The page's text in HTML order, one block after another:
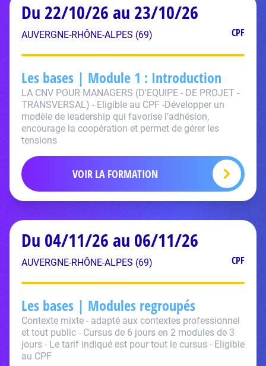
Du 22/10/26 au 23/10/26
AUVERGNE-RHÔNE-ALPES (69) CPF
Les bases | Module 1 : Introduction
LA CNV POUR MANAGERS (D'EQUIPE - DE PROJET -
TRANSVERSAL) - Eligible au CPF -Développer un
modèle de leadership qui favorise l’adhésion,
encourage la coopération et permet de gérer les
tensions
VOIR LA FORMATION
Du 04/11/26 au 06/11/26
AUVERGNE-RHÔNE-ALPES (69) CPF
Les bases | Modules regroupés
Contexte mixte - adapté aux contextes professionnel
et tout public - Cursus de 6 jours en 2 modules de 3
jours - Le tarif indiqué est pour tout le cursus - Eligible
au CPF